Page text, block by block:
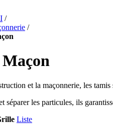
/
/
et la maçonnerie, les
séparer les particules, ils
Liste